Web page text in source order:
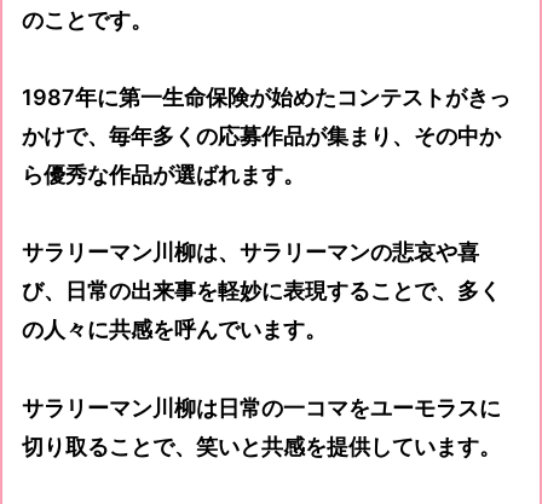
のことです。
1987年に第一生命保険が始めたコンテストがきっ
かけで、毎年多くの応募作品が集まり、その中か
ら優秀な作品が選ばれます。
サラリーマン川柳は、サラリーマンの悲哀や喜
び、日常の出来事を軽妙に表現することで、多く
の人々に共感を呼んでいます。
サラリーマン川柳は日常の一コマをユーモラスに
切り取ることで、笑いと共感を提供しています。